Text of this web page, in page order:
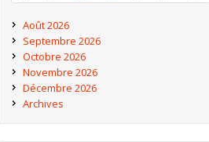
Août 2026
Septembre 2026
Octobre 2026
Novembre 2026
Décembre 2026
Archives